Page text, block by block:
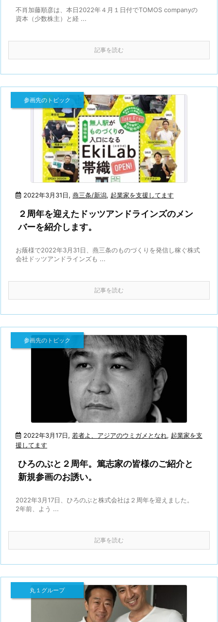
不肖加藤順彦は、本日2022年４月１日付でTOMOS companyの
資本（少数株主）と経 ...
記事を読む
2022年3月31日
参画先のトピック
, 燕三条/新潟, 起業家を支援してます
２周年を迎えたドッツアンドラインズのメン
バーを紹介します。
お蔭様で2022年3月31日、燕三条のものづくりを発信し稼ぐ株式
会社ドッツアンドラインズも ...
記事を読む
2022年3月17日
参画先のトピック
, 若者よ、アジアのウミガメとなれ, 起業家を支
援してます
ひろのぶと２周年。篤志家の皆様のご紹介と
新規参画のお誘い。
2022年3月17日、ひろのぶと株式会社は２周年を迎えました。
2年前、よう ...
記事を読む
丸１グループ